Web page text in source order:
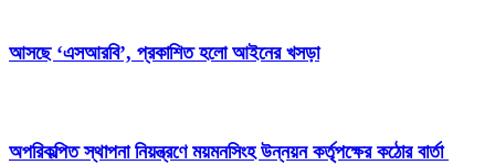
আসছে ‘এসআরবি’, প্রকাশিত হলো আইনের খসড়া
অপরিকল্পিত স্থাপনা নিয়ন্ত্রণে ময়মনসিংহ উন্নয়ন কর্তৃপক্ষের কঠোর বার্তা